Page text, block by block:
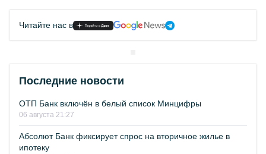
Читайте нас в
Последние новости
ОТП Банк включён в белый список Минцифры
06 августа 21:27
Абсолют Банк фиксирует спрос на вторичное жилье в
ипотеку